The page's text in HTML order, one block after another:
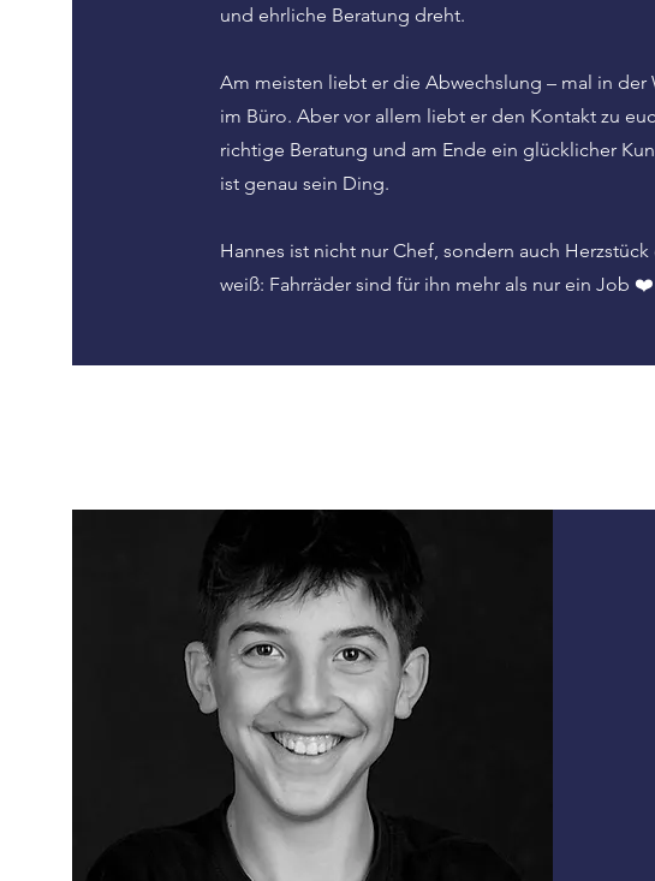
und ehrliche Beratung dreht.
Am meisten liebt er die Abwechslung – mal in der
im Büro. Aber vor allem liebt er den Kontakt zu
richtige Beratung und am Ende ein glücklicher
ist genau sein Ding.
Hannes ist nicht nur Chef, sondern auch
weiß: Fahrräder sind für ihn mehr als nur ein Job ❤️